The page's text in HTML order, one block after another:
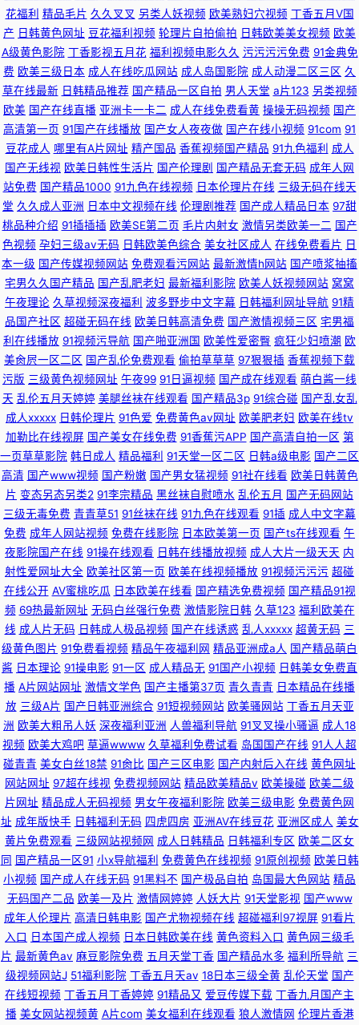
花福利 精品毛片 久久叉叉 另类人妖视频 欧美熟妇穴视频 丁香五月V国
产 日韩黄色网址 豆花福利视频 轮理片自拍偷拍 日韩欧美美女视频 欧美
A级黄色影院 丁香影视五月花 福利视频电影久久 污污污污免费 91金典免
费 欧美三级日本 成人在线吃瓜网站 成人岛国影院 成人动漫二区三区 久
草在线最新 日韩精品推荐 国产精品一区自拍 男人天堂 a片123 另类视频
欧美 国产在线直播 亚洲卡一卡二 成人在线免费看黄 操操无码视频 国产
高清第一页 91国产在线播放 国产女人夜夜做 国产在线小视频 91com 91
豆花成人 哪里有A片网址 精产国品 香蕉视频国产精品 91九色福利
成人
国产无线视 欧美日韩性生活片 国产伦理剧 国产精品无套无码 成年人网
站免费 国产精品1000 91九色在线视频 日本伦理片在线 三级无码在线天
堂 久久成人亚洲 日本中文视频在线 伦理剧推荐 国产成人精品日本 97甜
桃品种介绍 91插插插 欧美SE第二页 毛片内射女 激情另类欧美一二 国产
色视频 孕妇三级av无码 日韩欧美色综合 美女社区成人 在线免费看片 日
本一级 国产传媒视频网站 免费观看污网站 最新激情h网站 国产喷浆抽搐
宅男久久国产精品 国产乱肥老妇 最新福利影院 欧美人妖视频网站 窝窝
午夜理论 久草视频深夜福利 波多野步中文字幕 日韩福利网址导航 91精
品国产社区 超碰无码在线 欧美日韩高清免费 国产激情视频三区 宅男福
利在线播放 91视频污导航 国产啪亚洲国 欧美性爱密臀 疯狂少妇喷潮 欧
美肏屄一区二区 国产乱伦免费观看 偷拍草草草 97狠狠插 香蕉视频下载
污版 三级黄色视频网址 午夜99 91日逼视频 国产成在线观看 萌白酱一线
天 乱伦五月天婷婷 美腿丝袜在线观看 国产精品3p 91综合碰 国产乱女乱
成人xxxxx 日韩伦理片 91色爱 免费黄色av网址 欧美肥老妇 欧美在线tv
加勒比在线视屏 国产美女在线免费 91香蕉污APP 国产高清自拍一区 第
一页草草影院 韩日成人 精品福利 91天堂一区二区 日韩a级电影 国产二区
高清 国产www视频 国产粉嫩 国产男女猛视频 91社在线看 欧美日韩黄色
片 变态另态另类2 91李宗精品 黑丝袜自慰喷水 乱伦五月
国产无码网站
三级无毒免费 青青草51 91丝袜在线 91九色在线观看 91插 成人中文字幕
免费 成年人网站视频 免费在线影院 日本欧美第一页 国产ts在线观看 午
夜影院国产在线 91操在线观看 日韩在线播放视频 成人大片一级天天 内
射性爱网址大全 欧美社区第一页 欧美在线视频播放 91视频污污污 超碰
在线公开 AV蜜桃吃瓜 日本欧美在线看 国产精选免费视频 国产精品91视
频 69热最新网址 无码白丝强行免费 激情影院日韩 久草123 福利欧美在
线 成人片无码 日韩成人极品视频 国产在线诱惑 乱人xxxxx 超黄无码 三
级黄色图片 91免费看视频 精品午夜福利网 精品亚洲成a人 国产精品萌白
酱 日本理论 91操电影 91一区 成人精品无 91国产小视频 日韩美女免费直
播 A片网站网址 激情文学色 国产主播第37页 青久青青 日本精品在线播
放 三级A片 国产日韩亚洲综合 91短视频网站 欧美骚网站 丁香五月天亚
洲 欧美大粗吊人妖 深夜福利亚洲 人兽福利导航 91叉叉操小骚逼 成人18
视频 欧美大鸡吧 草逼wwww 久草福利免费试看 岛国国产在线 91人人超
碰青青 美女白丝18禁 91肏比 国产三区电影 国产内射后入在线 黄色网址
网站网址 97超在线视 免费视频网站 精品欧美精品v 欧美操碰 欧美二级
片网址 精品成人无码视频 男女午夜福利影院 欧美三级电影 免费黄色网
址 成年版快手 日韩福利无码 四虎四房 亚洲AV在线豆花 亚洲区成人 美女
黄片免费观看 三级网站视频网 成人日韩精品 日韩福利专区 欧美二区女
同 国产精品一区91 小x导航福利 免费黄色在线视频 91原创视频 欧美日韩
小视频 国产成人在线无码 91黑料不 国产极品自拍 岛国最大色网站 精品
无码国产二品 欧美一及片 激情网婷婷 人妖大片 91天堂影视 国产www
成年人伦理片 高清日韩电影 国产尤物视频在线 超碰福利97视屏 91看片
入口 日本国产成人视频 日本日韩欧美在线 黄色资料入口 黄色网三级毛
片 最新黄色av 麻豆影院免费 五月天堂丁香 国产精品水多 福利所导航 三
级视频网站J 51福利影院 丁香五月天av 18日本三级全黄 乱伦天堂 国产
在线短视频 丁香五月丁香婷婷 91精品又 爱豆传媒下载 丁香九月国产主
播 美女网站视频黄 A片com 美女福利在线观看 狼人激情网 伦理片香港